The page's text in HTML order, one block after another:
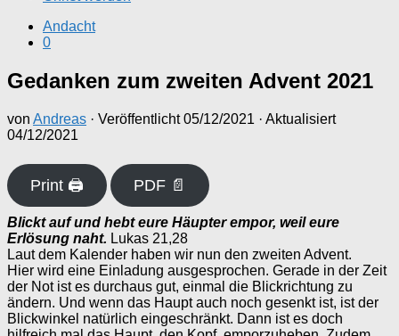
Andacht
0
Gedanken zum zweiten Advent 2021
von Andreas · Veröffentlicht05/12/2021 · Aktualisiert
04/12/2021
Print 🖨 PDF 📄
Blickt auf und hebt eure Häupter empor, weil eure
Erlösung naht. Lukas 21,28
Laut dem Kalender haben wir nun den zweiten Advent.
Hier wird eine Einladung ausgesprochen. Gerade in der Zeit
der Not ist es durchaus gut, einmal die Blickrichtung zu
ändern. Und wenn das Haupt auch noch gesenkt ist, ist der
Blickwinkel natürlich eingeschränkt. Dann ist es doch